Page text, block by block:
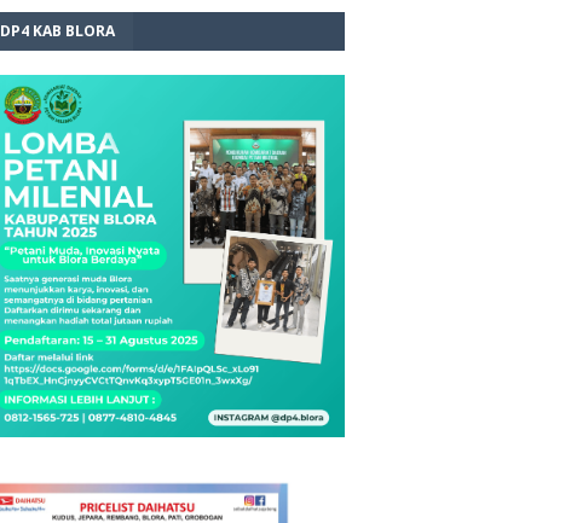
DP4 KAB BLORA